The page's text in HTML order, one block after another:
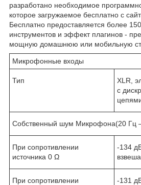
разработано необходимое
которое загружаемое бесплатно с
Бесплатно предоставляется более
инструментов и эффект плагинов -
мощную домашнюю или мобильную
Микрофонные входы
Тип
XLR,
с
Собственный шум Микрофона(20 Гц
При сопротивлении
источника 0 Ω
-134
При сопротивлении
-131